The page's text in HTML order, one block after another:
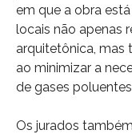
em que a obra
locais não apenas
arquitetônica, mas
ao minimizar a
de gases
Os jurados